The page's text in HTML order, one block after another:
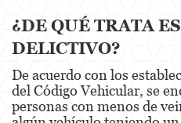
Asesinato
Violación de
¿DE QUÉ TRATA
DELICTIVO?
De acuerdo con los
del Código Vehicular, se
personas con menos de